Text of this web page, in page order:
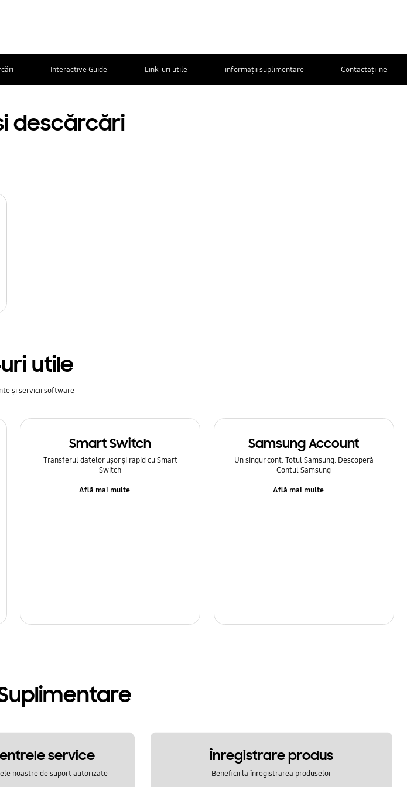
Interactive Guide Link-uri utile informații suplimentare Contactaţi-ne
descărcări
utile
și servicii software
Smart Switch
Transferul datelor ușor și rapid cu Smart
Switch
Află mai multe
Samsung Account
Un singur cont. Totul Samsung. Descoperă
Contul Samsung
Află mai multe
service
noastre de suport autorizate
Înregistrare produs
Beneficii la înregistrarea produselor